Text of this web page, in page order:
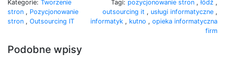
Kategorie: Tworzenie
stron , Pozycjonowanie
stron , Outsourcing IT
Tagi: pozycjonowanie stron , łódź ,
outsourcing it , usługi informatyczne ,
informatyk , kutno , opieka informatyczna
firm
Podobne wpisy